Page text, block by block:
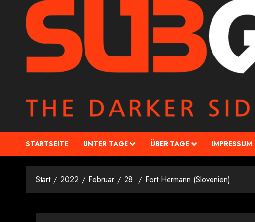
STARTSEITE UNTER TAGE ÜBER TAGE IMPRESSUM
Start 2022 Februar 28. Fort Hermann (Slovenien)